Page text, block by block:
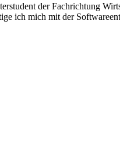
der Fachrichtung
ich mich mit der